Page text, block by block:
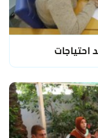
احتياجات